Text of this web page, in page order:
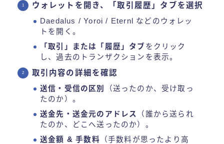
ウォレットを開き、「取引履歴」タブを選択
Daedalus / Yoroi / Eternl などのウォレッ
トを開く。
「取引」または「履歴」タブ をクリック
し、過去のトランザクションを表示。
取引内容の詳細を確認
送信・受信の区別
（送ったのか、受け取っ
たのか）。
送金先・送金元のアドレス
（誰から送られ
たのか、どこへ送ったのか）。
送金額 & 手数料 （手数料が思ったより高